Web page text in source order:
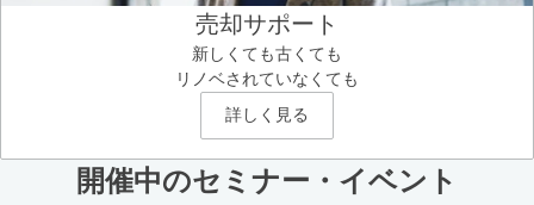
売却サポート
新しくても古くても
リノベされていなくても
詳しく見る
開催中のセミナー・イベント